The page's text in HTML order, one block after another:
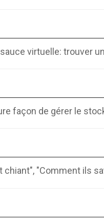
virtuelle: trouver
façon de gérer le
chiant", "Comment ils